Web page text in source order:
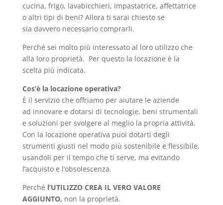
cucina, frigo, lavabicchieri, impastatrice, affettatrice
o altri tipi di beni? Allora ti sarai chiesto se
sia davvero necessario comprarli.
Perché sei molto più interessato al loro utilizzo che
alla loro proprietà. Per questo la locazione è la
scelta più indicata.
Cos’è la locazione operativa?
È il servizio che offriamo per aiutare le aziende
ad innovare e dotarsi di tecnologie, beni strumentali
e soluzioni per svolgere al meglio la propria attività.
Con la locazione operativa puoi dotarti degli
strumenti giusti nel modo più sostenibile e flessibile,
usandoli per il tempo che ti serve, ma evitando
l’acquisto e l’obsolescenza.
Perché l’UTILIZZO CREA IL VERO VALORE
AGGIUNTO, non la proprietà.